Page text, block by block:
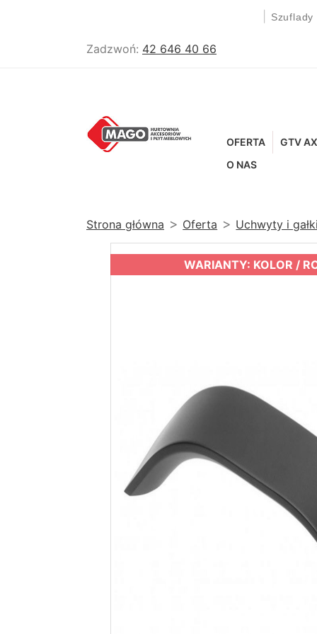
Zadzwoń: 42 646 40 66
OFERTA
GTV
O NAS
Strona główna Oferta Uchwyty i
WARIANTY: KOLOR /